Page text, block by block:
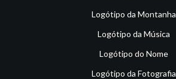
Logótipo da Montanha
Logótipo da Música
Logótipo do Nome
Logótipo da Fotografia